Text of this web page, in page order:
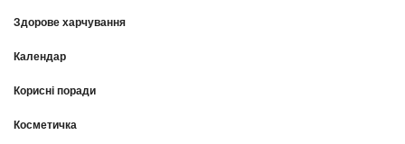
Здорове харчування
Календар
Корисні поради
Косметичка